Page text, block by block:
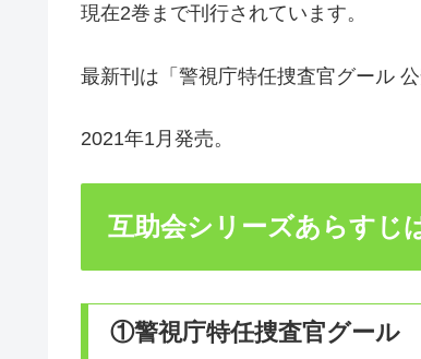
現在2巻まで刊行されています。
最新刊は「警視庁特任捜査官グール 公
2021年1月発売。
互助会シリーズあらすじ
①警視庁特任捜査官グール